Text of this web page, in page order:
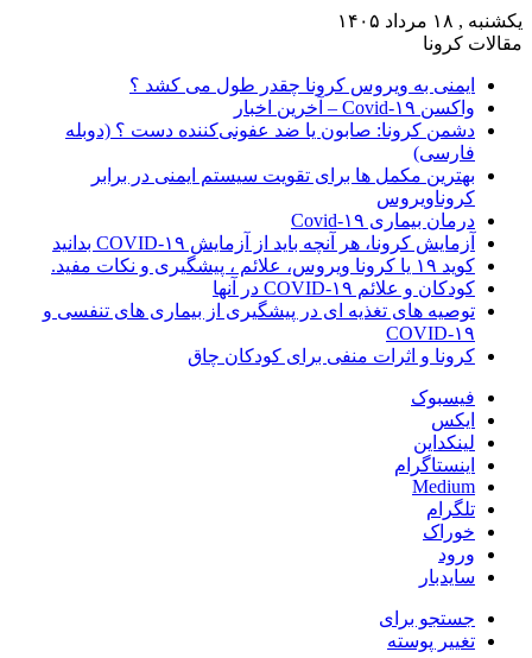
یکشنبه , ۱۸ مرداد ۱۴۰۵
مقالات کرونا
ایمنی به ویروس کرونا چقدر طول می کشد ؟
واکسن Covid-۱۹ – آخرین اخبار
دشمن کرونا: صابون یا ضد عفونی‌کننده دست ؟ (دوبله
فارسی)
بهترین مکمل ها برای تقویت سیستم ایمنی در برابر
کروناویروس
درمان بیماری Covid-۱۹
آزمایش کرونا، هر آنچه باید از آزمایش COVID-۱۹ بدانید
کوید ۱۹ یا کرونا ویروس، علائم ، پیشگیری و نکات مفید.
کودکان و علائم COVID-۱۹ در آنها
توصیه های تغذیه ای در پیشگیری از بیماری های تنفسی و
COVID-۱۹
کرونا و اثرات منفی برای کودکان چاق
فیسبوک
ایکس
لینکداین
اینستاگرام
Medium
تلگرام
خوراک
ورود
سایدبار
جستجو برای
تغییر پوسته